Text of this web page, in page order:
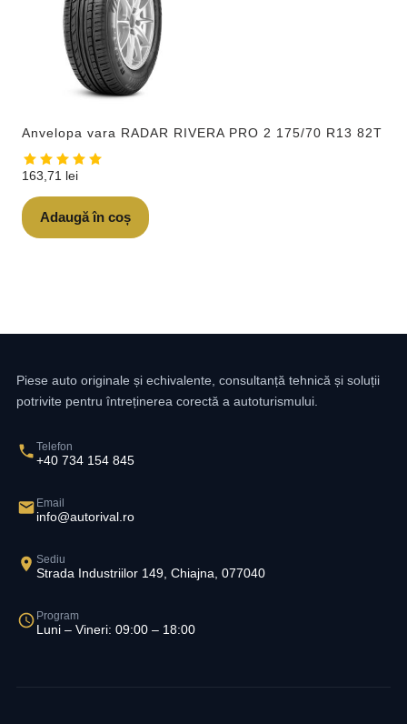
Anvelopa vara RADAR RIVERA PRO 2 175/70 R13 82T
163,71 lei
Adaugă în coș
Piese auto originale și echivalente, consultanță tehnică și soluții
potrivite pentru întreținerea corectă a autoturismului.
Telefon
+40 734 154 845
Email
info@autorival.ro
Sediu
Strada Industriilor 149, Chiajna, 077040
Program
Luni – Vineri: 09:00 – 18:00